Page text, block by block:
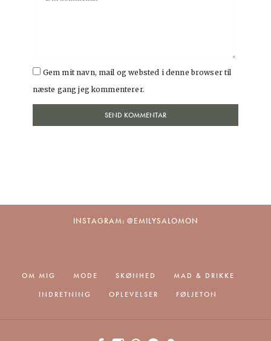
Gem mit navn, mail og websted i denne browser til
næste gang jeg kommenterer.
INSTAGRAM: @EMILYSALOMON
OM MIG MODE SKØNHED
MAD & DRIKKE
INDRETNING
OPLEVELSER FØLJETON